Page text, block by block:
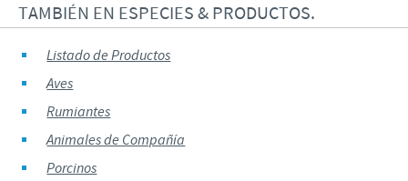
TAMBIÉN EN ESPECIES & PRODUCTOS.
Listado de Productos
Aves
Rumiantes
Animales de Compañía
Porcinos